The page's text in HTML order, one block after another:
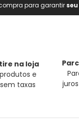
para garantir
na loja
e
taxas